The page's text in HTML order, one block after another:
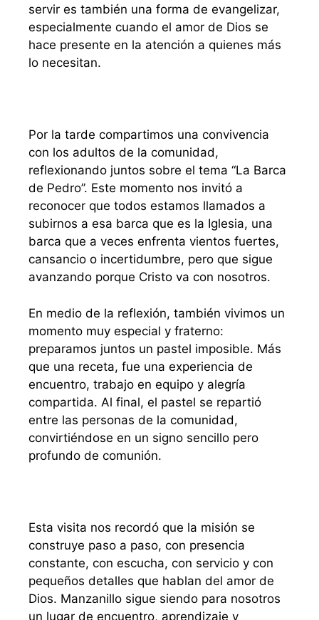
servir es también una forma de evangelizar,
especialmente cuando el amor de Dios se
hace presente en la atención a quienes más
lo necesitan.
Por la tarde compartimos una convivencia
con los adultos de la comunidad,
reflexionando juntos sobre el tema “La Barca
de Pedro”. Este momento nos invitó a
reconocer que todos estamos llamados a
subirnos a esa barca que es la Iglesia, una
barca que a veces enfrenta vientos fuertes,
cansancio o incertidumbre, pero que sigue
avanzando porque Cristo va con nosotros.
En medio de la reflexión, también vivimos un
momento muy especial y fraterno:
preparamos juntos un pastel imposible. Más
que una receta, fue una experiencia de
encuentro, trabajo en equipo y alegría
compartida. Al final, el pastel se repartió
entre las personas de la comunidad,
convirtiéndose en un signo sencillo pero
profundo de comunión.
Esta visita nos recordó que la misión se
construye paso a paso, con presencia
constante, con escucha, con servicio y con
pequeños detalles que hablan del amor de
Dios. Manzanillo sigue siendo para nosotros
un lugar de encuentro, aprendizaje y